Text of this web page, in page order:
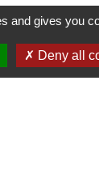
- Politique
-
and gives you
Deny all